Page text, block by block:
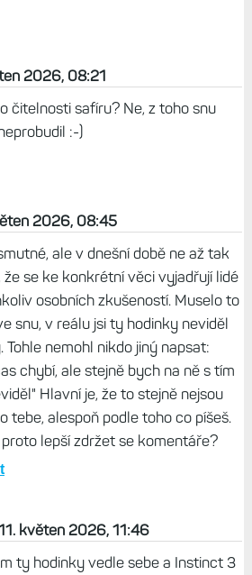
2026, 08:21
čitelnosti safíru? Ne, z toho snu
:-)
2026, 08:45
ale v dnešní době ne až tak
že se ke konkrétní věci vyjadřují lidé
osobních zkušeností. Muselo to
snu, v reálu jsi ty hodinky neviděl
Tohle nemohl nikdo jiný napsat:
chybí, ale stejně bych na ně s tím
Hlavní je, že to stejně nejsou
tebe, alespoň podle toho co píšeš.
lepší zdržet se komentáře?
květen 2026, 11:46
ty hodinky vedle sebe a Instinct 3